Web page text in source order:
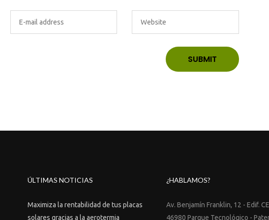
ÚLTIMAS NOTICIAS
Maximiza la rentabilidad de tus placas
solares gracias a la aerotermia
¿HABLAMOS?
Av. Benjamín Franklin, 12 - Edif.
46980 Parque Tecnológico -